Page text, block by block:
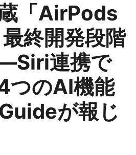
「AirPods
終開発段階
連携で
つのAI機能
が報じ